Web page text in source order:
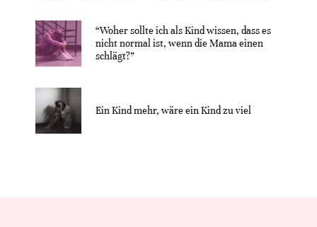
“Woher sollte ich als Kind wissen, dass es
nicht normal ist, wenn die Mama einen
schlägt?”
Ein Kind mehr, wäre ein Kind zu viel